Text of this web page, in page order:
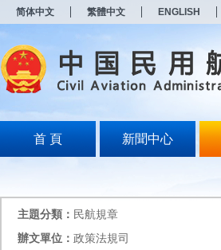
简体中文 繁體中文 ENGLISH
首 頁 新聞中心
主題分類： 民航規章
辦文單位： 政策法規司
打
开
无
障
说